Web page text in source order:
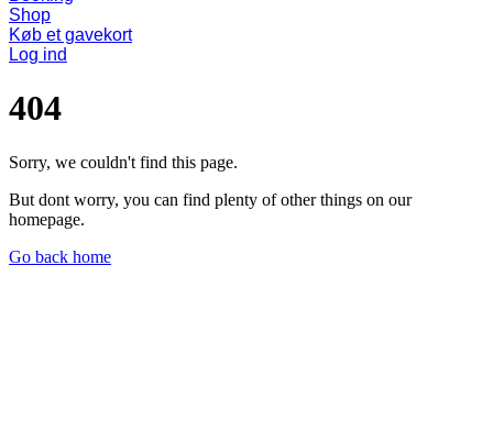
Shop
Køb et gavekort
Log ind
404
Sorry, we couldn't find this page.
But dont worry, you can find plenty of other things on our
homepage.
Go back home